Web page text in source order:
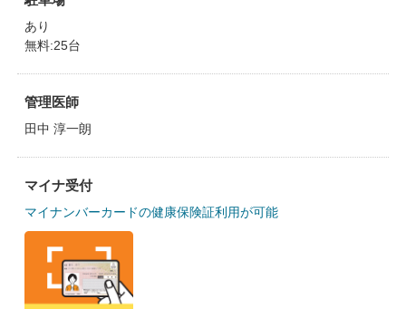
あり
無料:25台
管理医師
田中 淳一朗
マイナ受付
マイナンバーカードの健康保険証利用が可能